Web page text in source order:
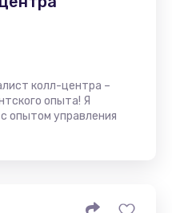
колл-центра –
опыта! Я
опытом управления